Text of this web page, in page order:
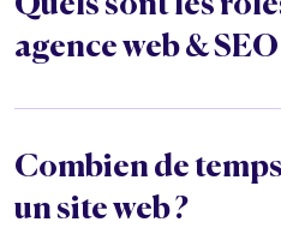
Quels sont les
agence web & SEO
Combien de
un site web ?